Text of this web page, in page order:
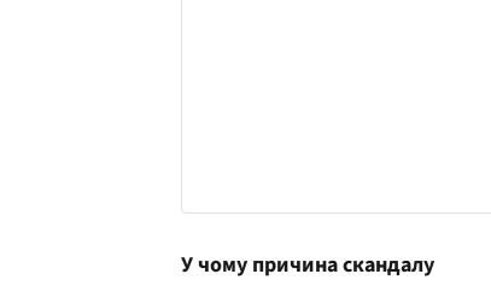
У чому причина скандалу